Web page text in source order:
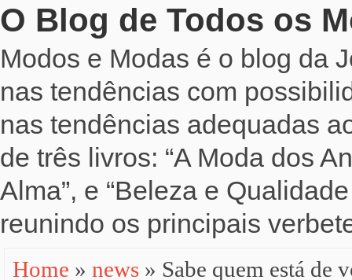
O Blog de Todos os
Modos e Modas é o blog da
nas tendências com
nas tendências adequadas
de três livros: “A Moda dos
Alma”, e “Beleza e
reunindo os principais
Home » news » Sabe quem está de